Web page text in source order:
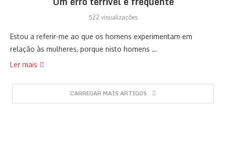
522 visualizações
Estou a referir-me ao que os homens experimentam em
relação às mulheres, porque nisto homens …
Ler mais
CARREGAR MAIS ARTIGOS